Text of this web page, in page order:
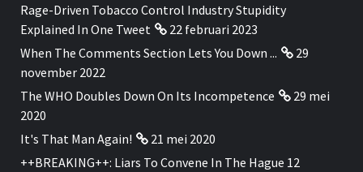
Rage-Driven Tobacco Control Industry Stupidity
Explained In One Tweet
22 februari 2023
When The Comments Section Lets You Down ...
29
november 2022
The WHO Doubles Down On Its Incompetence
29 mei
2020
It's That Man Again!
21 mei 2020
++BREAKING++: Liars To Convene In The Hague 12